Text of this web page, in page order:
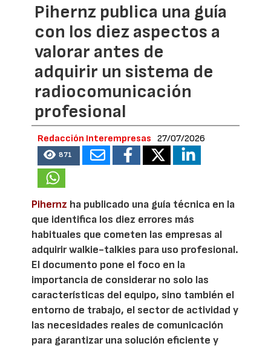
Pihernz publica una guía
con los diez aspectos a
valorar antes de
adquirir un sistema de
radiocomunicación
profesional
Redacción Interempresas 27/07/2026
871
Pihernz ha publicado una guía técnica en la
que identifica los diez errores más
habituales que cometen las empresas al
adquirir walkie-talkies para uso profesional.
El documento pone el foco en la
importancia de considerar no solo las
características del equipo, sino también el
entorno de trabajo, el sector de actividad y
las necesidades reales de comunicación
para garantizar una solución eficiente y